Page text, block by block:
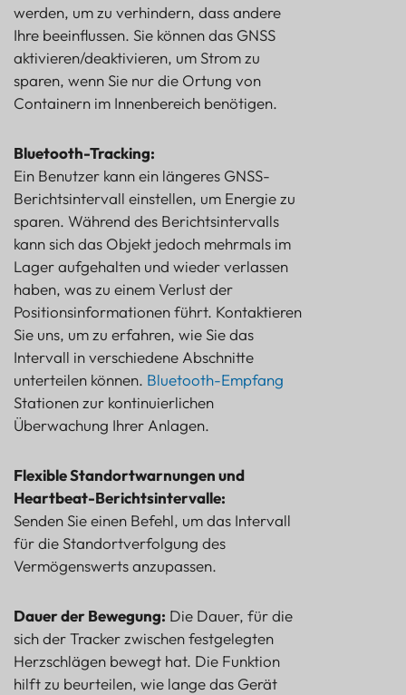
werden, um zu verhindern, dass andere
Ihre beeinflussen. Sie können das GNSS
aktivieren/deaktivieren, um Strom zu
sparen, wenn Sie nur die Ortung von
Containern im Innenbereich benötigen.
Bluetooth-Tracking:
Ein Benutzer kann ein längeres GNSS-
Berichtsintervall einstellen, um Energie zu
sparen. Während des Berichtsintervalls
kann sich das Objekt jedoch mehrmals im
Lager aufgehalten und wieder verlassen
haben, was zu einem Verlust der
Positionsinformationen führt. Kontaktieren
Sie uns, um zu erfahren, wie Sie das
Intervall in verschiedene Abschnitte
unterteilen können. Bluetooth-Empfang
Stationen zur kontinuierlichen
Überwachung Ihrer Anlagen.
Flexible Standortwarnungen und
Heartbeat-Berichtsintervalle:
Senden Sie einen Befehl, um das Intervall
für die Standortverfolgung des
Vermögenswerts anzupassen.
Dauer der Bewegung: Die Dauer, für die
sich der Tracker zwischen festgelegten
Herzschlägen bewegt hat. Die Funktion
hilft zu beurteilen, wie lange das Gerät